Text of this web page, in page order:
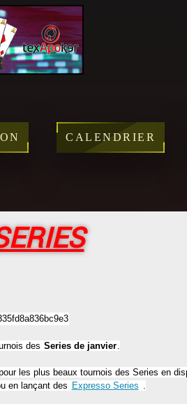
CALENDRIER
des Series de janvier.
les plus beaux tournois des Series en
en lançant des Expresso Series .